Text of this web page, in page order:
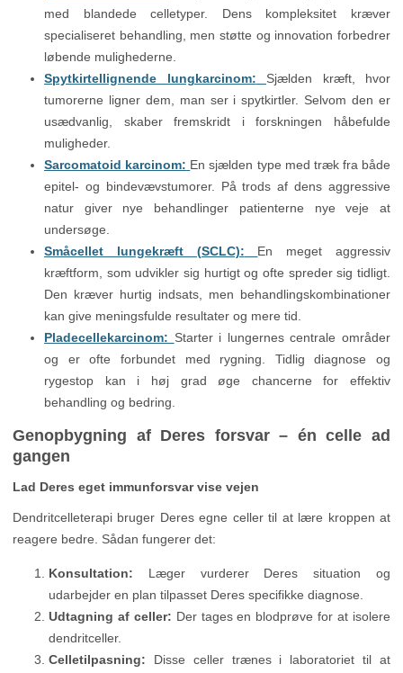
med blandede celletyper. Dens kompleksitet kræver
specialiseret behandling, men støtte og innovation forbedrer
løbende mulighederne.
Spytkirtellignende lungkarcinom:
Sjælden kræft, hvor
tumorerne ligner dem, man ser i spytkirtler. Selvom den er
usædvanlig, skaber fremskridt i forskningen håbefulde
muligheder.
Sarcomatoid karcinom: En sjælden type med træk fra både
epitel- og bindevævstumorer. På trods af dens aggressive
natur giver nye behandlinger patienterne nye veje at
undersøge.
Småcellet lungekræft (SCLC):
En meget aggressiv
kræftform, som udvikler sig hurtigt og ofte spreder sig tidligt.
Den kræver hurtig indsats, men behandlingskombinationer
kan give meningsfulde resultater og mere tid.
Pladecellekarcinom: Starter i lungernes centrale områder
og er ofte forbundet med rygning. Tidlig diagnose og
rygestop kan i høj grad øge chancerne for effektiv
behandling og bedring.
Genopbygning af Deres forsvar – én celle ad
gangen
Lad Deres eget immunforsvar vise vejen
Dendritcelleterapi bruger Deres egne celler til at lære kroppen at
reagere bedre. Sådan fungerer det:
Konsultation: Læger vurderer Deres situation og
udarbejder en plan tilpasset Deres specifikke diagnose.
Udtagning af celler: Der tages en blodprøve for at isolere
dendritceller.
Celletilpasning: Disse celler trænes i laboratoriet til at